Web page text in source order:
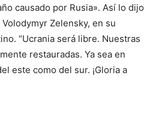
causado por Rusia». Así lo dijo
Zelensky, en su
“Ucrania será libre. Nuestras
restauradas. Ya sea en
este como del sur. ¡Gloria a